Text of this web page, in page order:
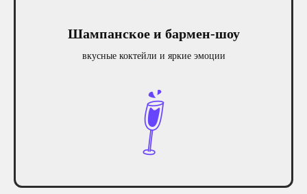
Шампанское и бармен-шоу
вкусные коктейли и яркие эмоции